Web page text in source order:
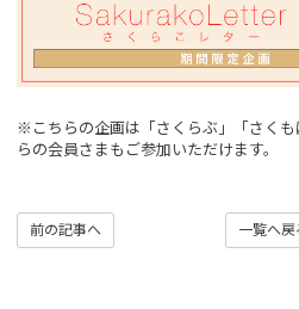
※こちらの企画は「さくらぶ」「さくも
らの会員さまもご参加いただけます。
前の記事へ 一覧へ戻